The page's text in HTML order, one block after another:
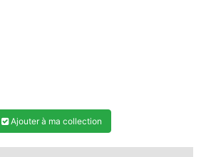
Ajouter à ma collection